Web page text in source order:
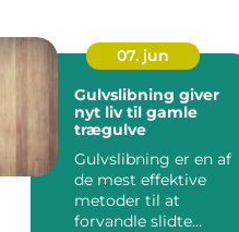
07. jun
Gulvslibning giver
nyt liv til gamle
trægulve
Gulvslibning er en af
de mest effektive
metoder til at
forvandle slidte